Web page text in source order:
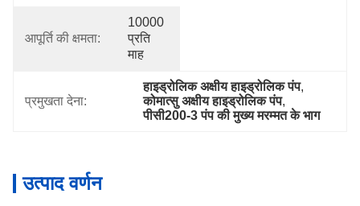
आपूर्ति की क्षमता:
10000
प्रति
माह
प्रमुखता देना:
हाइड्रोलिक अक्षीय हाइड्रोलिक पंप,
कोमात्सु अक्षीय हाइड्रोलिक पंप,
पीसी200-3 पंप की मुख्य मरम्मत के भाग
उत्पाद वर्णन